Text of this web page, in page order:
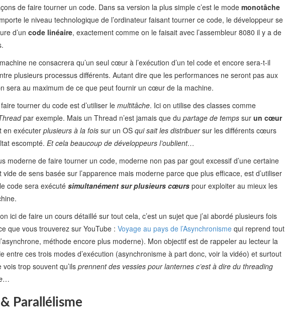
de faire tourner un code. Dans sa version la plus simple c’est le mode monotâche
le niveau technologique de l’ordinateur faisant tourner ce code, le développeur se
d’un code linéaire, exactement comme on le faisait avec l’assembleur 8080 il y a de
ne consacrera qu’un seul cœur à l’exécution d’un tel code et encore sera-t-il
plusieurs processus différents. Autant dire que les performances ne seront pas aux
sera au maximum de ce que peut fournir un cœur de la machine.
tourner du code est d’utiliser lemultitâche. Ici on utilise des classes comme
par exemple. Mais un Thread n’est jamais que du partage de temps sur un cœur
en exécuter plusieurs à la fois sur un OS qui sait les distribuersur les différents cœurs
escompté. Et cela beaucoup de développeurs l’oublient…
moderne de faire tourner un code, moderne non pas par gout excessif d’une certaine
de sens basée sur l’apparence mais moderne parce que plus efficace, est d’utiliser
code sera exécutésimultanément sur plusieurs cœurs pour exploiter au mieux les
ici de faire un cours détaillé sur tout cela, c’est un sujet que j’ai abordé plusieurs fois
que vous trouverez sur YouTube : Voyage au pays de l’Asynchronisme qui reprend tout
méthode encore plus moderne). Mon objectif est de rappeler au lecteur la
entre ces trois modes d’exécution (asynchronisme à part donc, voir la vidéo) et surtout
vois trop souvent qu’ils prennent des vessies pour lanternes c’est à dire du threading
…
Parallélisme